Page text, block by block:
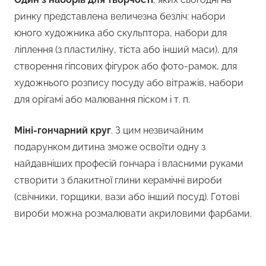
ринку представлена величезна безліч: набори
юного художника або скульптора, набори для
ліплення (з пластиліну, тіста або інший маси), для
створення гіпсових фігурок або фото-рамок, для
художнього розпису посуду або вітражів, набори
для орігамі або малювання піском і т. п.
Міні-гончарний круг. З цим незвичайним
подарунком дитина зможе освоїти одну з
найдавніших професій гончара і власними руками
створити з блакитної глини керамічні вироби
(свічники, горщики, вази або інший посуд). Готові
вироби можна розмалювати акриловими фарбами.